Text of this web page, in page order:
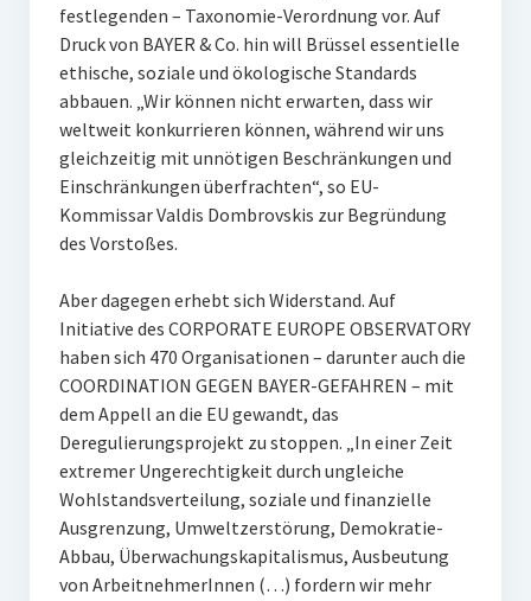
festlegenden – Taxonomie-Verordnung vor. Auf
Druck von BAYER & Co. hin will Brüssel essentielle
ethische, soziale und ökologische Standards
abbauen. „Wir können nicht erwarten, dass wir
weltweit konkurrieren können, während wir uns
gleichzeitig mit unnötigen Beschränkungen und
Einschränkungen überfrachten“, so EU-
Kommissar Valdis Dombrovskis zur Begründung
des Vorstoßes.
Aber dagegen erhebt sich Widerstand. Auf
Initiative des CORPORATE EUROPE OBSERVATORY
haben sich 470 Organisationen – darunter auch die
COORDINATION GEGEN BAYER-GEFAHREN – mit
dem Appell an die EU gewandt, das
Deregulierungsprojekt zu stoppen. „In einer Zeit
extremer Ungerechtigkeit durch ungleiche
Wohlstandsverteilung, soziale und finanzielle
Ausgrenzung, Umweltzerstörung, Demokratie-
Abbau, Überwachungskapitalismus, Ausbeutung
von ArbeitnehmerInnen (…) fordern wir mehr